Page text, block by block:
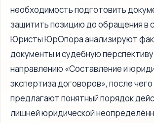
необходимость подготовить
защитить позицию до обращения в
Юристы ЮрОпора анализируют
документы и судебную
направлению «Составление и
экспертиза договоров», после чего
предлагают понятный порядок
лишней юридической